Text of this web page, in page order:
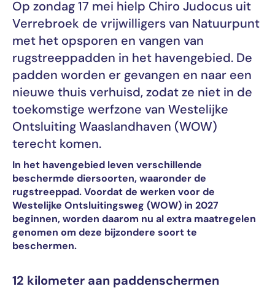
Op zondag 17 mei hielp Chiro Judocus uit
Verrebroek de vrijwilligers van Natuurpunt
met het opsporen en vangen van
rugstreeppadden in het havengebied. De
padden worden er gevangen en naar een
nieuwe thuis verhuisd, zodat ze niet in de
toekomstige werfzone van Westelijke
Ontsluiting Waaslandhaven (WOW)
terecht komen.
In het havengebied leven verschillende
beschermde diersoorten, waaronder de
rugstreeppad. Voordat de werken voor de
Westelijke Ontsluitingsweg (WOW) in 2027
beginnen, worden daarom nu al extra maatregelen
genomen om deze bijzondere soort te
beschermen.
12 kilometer aan paddenschermen